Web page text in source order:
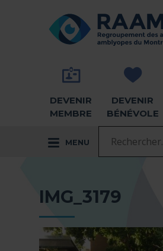
RETOUR À LA PAGE
DEVENIR
MEMBRE
DEVENIR
BÉNÉVOLE
MENU
IMG_3179